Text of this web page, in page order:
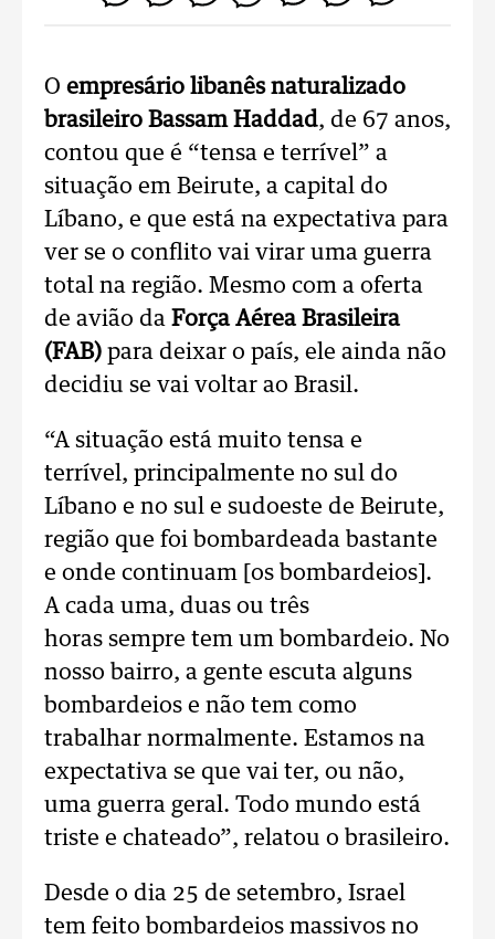
O empresário libanês naturalizado
brasileiro Bassam Haddad, de 67 anos,
contou que é “tensa e terrível” a
situação em Beirute, a capital do
Líbano, e que está na expectativa para
ver se o conflito vai virar uma guerra
total na região. Mesmo com a oferta
de avião da Força Aérea Brasileira
(FAB) para deixar o país, ele ainda não
decidiu se vai voltar ao Brasil.
“A situação está muito tensa e
terrível, principalmente no sul do
Líbano e no sul e sudoeste de Beirute,
região que foi bombardeada bastante
e onde continuam [os bombardeios].
A cada uma, duas ou três
horas sempre tem um bombardeio. No
nosso bairro, a gente escuta alguns
bombardeios e não tem como
trabalhar normalmente. Estamos na
expectativa se que vai ter, ou não,
uma guerra geral. Todo mundo está
triste e chateado”, relatou o brasileiro.
Desde o dia 25 de setembro, Israel
tem feito bombardeios massivos no